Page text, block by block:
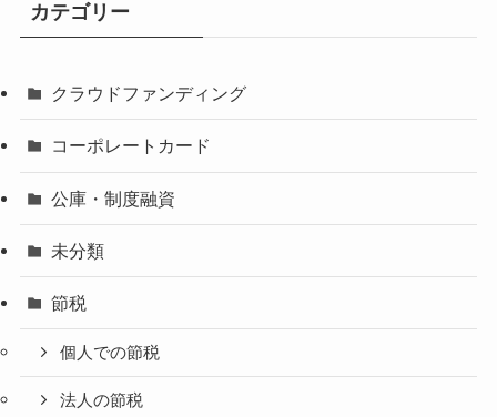
カテゴリー
クラウドファンディング
コーポレートカード
公庫・制度融資
未分類
節税
個人での節税
法人の節税